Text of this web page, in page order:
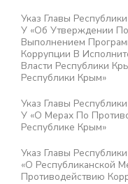
Указ Главы
У «Об Утверждении
Выполнением
Коррупции В
Власти Республики
Республики Крым»
Указ Главы
У «О Мерах По
Республике Крым»
Указ Главы
«О Республиканской
Противодействию